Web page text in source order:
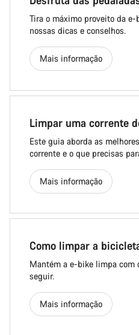
Tira o máximo proveito da
nossas dicas e conselhos.
Mais informação
Limpar uma corrente
Este guia aborda as
corrente e o que precisas
Mais informação
Como limpar a
Mantém a e-bike limpa com
seguir.
Mais informação